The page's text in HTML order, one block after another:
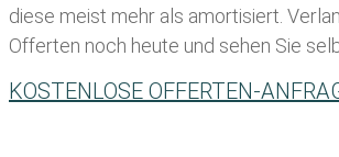
diese meist mehr als amortisiert.
Offerten noch heute und sehen Sie
KOSTENLOSE OFFERTEN-